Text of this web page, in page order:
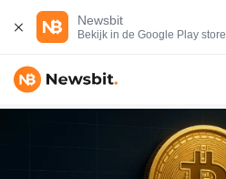
Newsbit
Bekijk in de Google Play store